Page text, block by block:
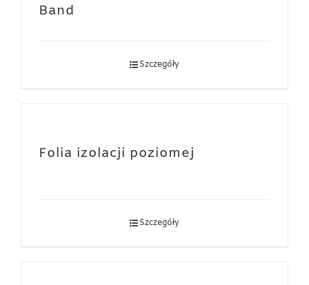
Band
Szczegóły
Folia izolacji poziomej
Szczegóły